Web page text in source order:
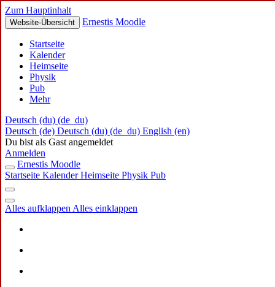
Zum Hauptinhalt
Website-Übersicht Ernestis Moodle
Startseite
Kalender
Heimseite
Physik
Pub
Mehr
Deutsch (du) ‎(de_du)‎
Deutsch ‎(de)‎ Deutsch (du) ‎(de_du)‎ English ‎(en)‎
Du bist als Gast angemeldet
Anmelden
Ernestis Moodle
Startseite KalenderHeimseite Physik Pub
Alles aufklappen Alles einklappen